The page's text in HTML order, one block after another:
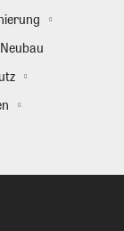
Neubau